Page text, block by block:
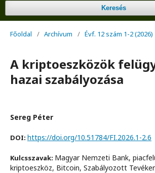
Keresés
Főoldal / Archívum / Évf. 12 szám 1-2 (2026)
A kriptoeszközök
hazai szabályozása
Sereg Péter
DOI: https://doi.org/10.51784/FI.2026.1-2.6
Kulcsszavak: Magyar Nemzeti Bank,
kriptoeszköz, Bitcoin, Szabályozott